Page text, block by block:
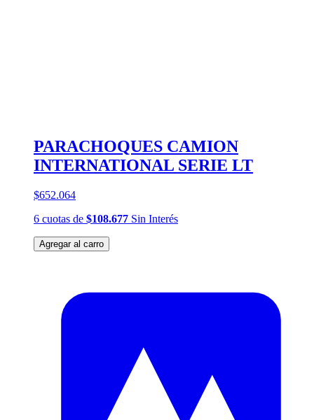
PARACHOQUES CAMION
INTERNATIONAL SERIE LT
$652.064
6 cuotas de $108.677 Sin Interés
Agregar al carro